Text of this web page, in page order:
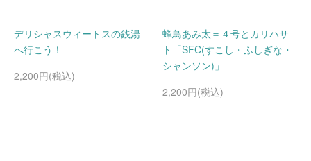
デリシャスウィートスの銭湯
へ行こう！
2,200円(税込)
蜂鳥あみ太＝４号とカリハサ
ト「SFC(すこし・ふしぎな・
シャンソン)」
2,200円(税込)